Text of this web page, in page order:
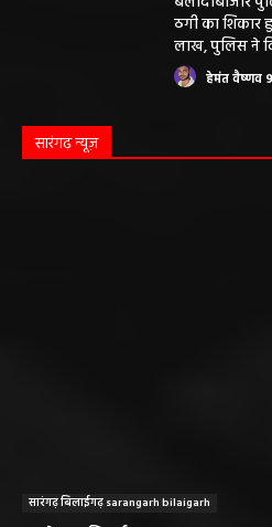
ठगी का शिकार
लाख, पुलिस ने
हेमंत वैष्णव
सारंगढ़ न्यूज़
सारंगढ़ बिलाईगढ़ sarangarh bilaigarh